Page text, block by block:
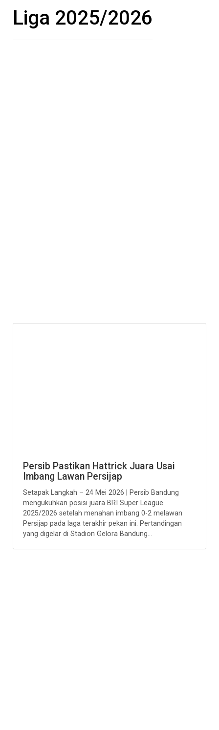
Liga 2025/2026
Persib Pastikan Hattrick Juara Usai
Imbang Lawan Persijap
Setapak Langkah – 24 Mei 2026 | Persib Bandung
mengukuhkan posisi juara BRI Super League
2025/2026 setelah menahan imbang 0-2 melawan
Persijap pada laga terakhir pekan ini. Pertandingan
yang digelar di Stadion Gelora Bandung...